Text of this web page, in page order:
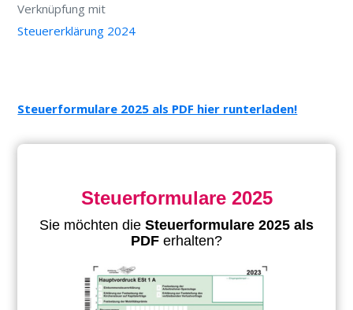
Verknüpfung mit
Steuererklärung 2024
Steuerformulare 2025 als PDF hier runterladen!
Steuerformulare 2025
Sie möchten die Steuerformulare 2025 als
PDF erhalten?